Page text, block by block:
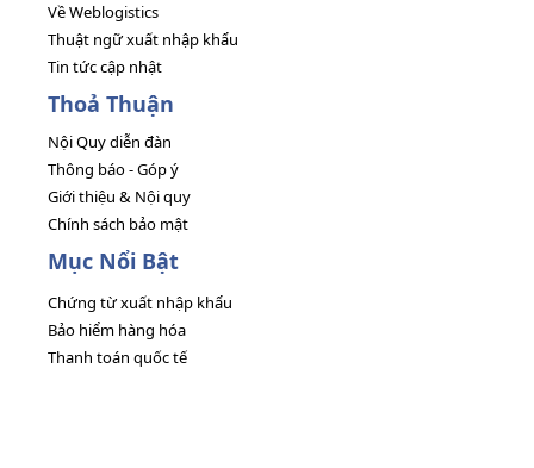
Về Weblogistics
Thuật ngữ xuất nhập khẩu
Tin tức cập nhật
Thoả Thuận
Nội Quy diễn đàn
Thông báo - Góp ý
Giới thiệu & Nội quy
Chính sách bảo mật
Mục Nổi Bật
Chứng từ xuất nhập khẩu
Bảo hiểm hàng hóa
Thanh toán quốc tế